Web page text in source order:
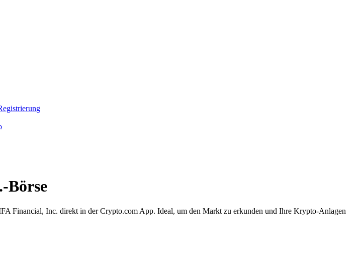
Börse
Financial, Inc. direkt in der Crypto.com App. Ideal, um den Markt zu erkunden und Ihre Krypto-Anlagen